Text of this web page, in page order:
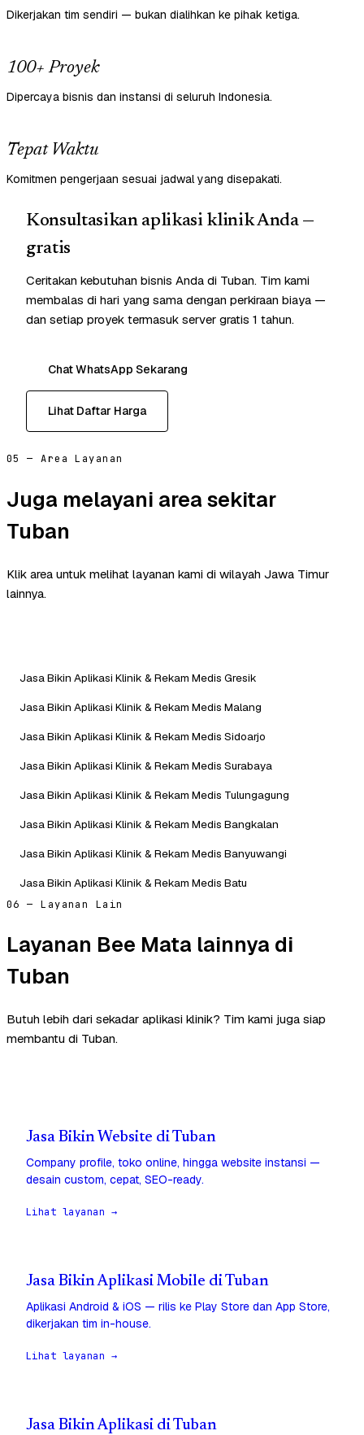
Dikerjakan tim sendiri — bukan dialihkan ke pihak ketiga.
100+ Proyek
Dipercaya bisnis dan instansi di seluruh Indonesia.
Tepat Waktu
Komitmen pengerjaan sesuai jadwal yang disepakati.
Konsultasikan aplikasi klinik Anda —
gratis
Ceritakan kebutuhan bisnis Anda di Tuban. Tim kami
membalas di hari yang sama dengan perkiraan biaya —
dan setiap proyek termasuk server gratis 1 tahun.
Chat WhatsApp Sekarang
Lihat Daftar Harga
05 — Area Layanan
Juga melayani area sekitar
Tuban
Klik area untuk melihat layanan kami di wilayah Jawa Timur
lainnya.
Jasa Bikin Aplikasi Klinik & Rekam Medis Gresik
Jasa Bikin Aplikasi Klinik & Rekam Medis Malang
Jasa Bikin Aplikasi Klinik & Rekam Medis Sidoarjo
Jasa Bikin Aplikasi Klinik & Rekam Medis Surabaya
Jasa Bikin Aplikasi Klinik & Rekam Medis Tulungagung
Jasa Bikin Aplikasi Klinik & Rekam Medis Bangkalan
Jasa Bikin Aplikasi Klinik & Rekam Medis Banyuwangi
Jasa Bikin Aplikasi Klinik & Rekam Medis Batu
06 — Layanan Lain
Layanan Bee Mata lainnya di
Tuban
Butuh lebih dari sekadar aplikasi klinik? Tim kami juga siap
membantu di Tuban.
Jasa Bikin Website di Tuban
Company profile, toko online, hingga website instansi —
desain custom, cepat, SEO-ready.
Lihat layanan →
Jasa Bikin Aplikasi Mobile di Tuban
Aplikasi Android & iOS — rilis ke Play Store dan App Store,
dikerjakan tim in-house.
Lihat layanan →
Jasa Bikin Aplikasi di Tuban